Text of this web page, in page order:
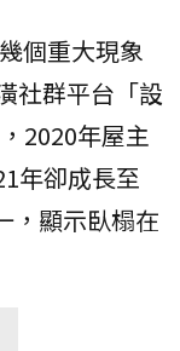
個重大現象
社群平台「設
2020年屋主
年卻成長至
，顯示臥榻在